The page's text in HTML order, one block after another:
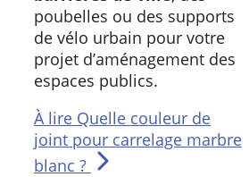
poubelles ou des supports
de vélo urbain pour votre
projet d’aménagement des
espaces publics.
À lire Quelle couleur de
joint pour carrelage marbre
blanc ?